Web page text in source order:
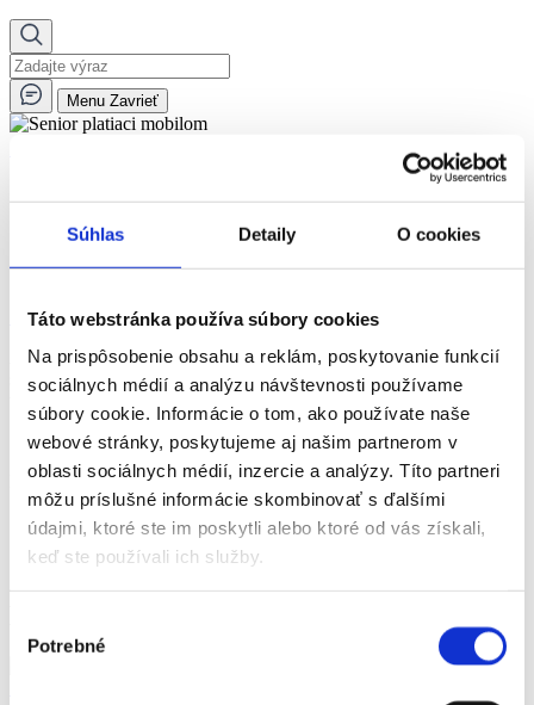
Súhlas Detaily O cookies
Táto webstránka používa súbory cookies
Na prispôsobenie obsahu a reklám, poskytovanie funkcií
sociálnych médií a analýzu návštevnosti používame
súbory cookie. Informácie o tom, ako používate naše
webové stránky, poskytujeme aj našim partnerom v
oblasti sociálnych médií, inzercie a analýzy. Títo partneri
môžu príslušné informácie skombinovať s ďalšími
údajmi, ktoré ste im poskytli alebo ktoré od vás získali,
keď ste používali ich služby.
súhlasu
Potrebné
Menu Zavrieť
12. Ako platiť smartfónom
(Android)
Seniori Online 23.01.2025
A v poslednej kapitole vám ukážeme ako si viete do svojho
smartfónu bezpečne pridať svoju platobnú kartu a platiť tak
telefónom v kamenných predajniach aj internetových obchodoch.
Návod na čítanie a vytlačenie tu:12. Ako platiť smartfónom_aOS
Video na youtube tu:
12. Ako platiť smartfónom (Android